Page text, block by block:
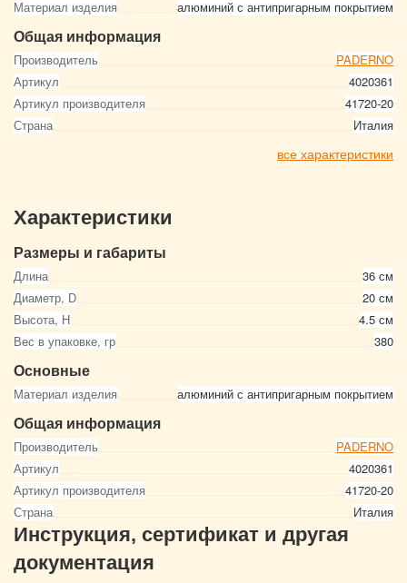
Материал изделия алюминий с антипригарным покрытием
Общая информация
Производитель
PADERNO
Артикул
4020361
Артикул производителя
41720-20
Страна
Италия
все характеристики
Характеристики
Размеры и габариты
Длина
36 см
Диаметр, D
20 см
Высота, Н
4.5 см
Вес в упаковке, гр
380
Основные
Материал изделия алюминий с антипригарным покрытием
Общая информация
Производитель
PADERNO
Артикул
4020361
Артикул производителя
41720-20
Страна
Италия
Инструкция, сертификат и другая
документация